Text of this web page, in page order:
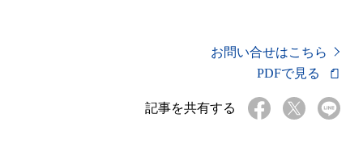
お問い合せはこちら
PDFで見る
記事を共有する